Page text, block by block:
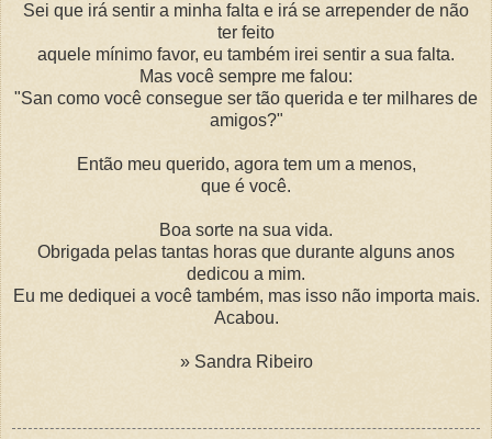
Sei que irá sentir a minha falta e irá se arrepender de não
ter feito
aquele mínimo favor, eu também irei sentir a sua falta.
Mas você sempre me falou:
"San como você consegue ser tão querida e ter milhares de
amigos?"
Então meu querido, agora tem um a menos,
que é você.
Boa sorte na sua vida.
Obrigada pelas tantas horas que durante alguns anos
dedicou a mim.
Eu me dediquei a você também, mas isso não importa mais.
Acabou.
» Sandra Ribeiro